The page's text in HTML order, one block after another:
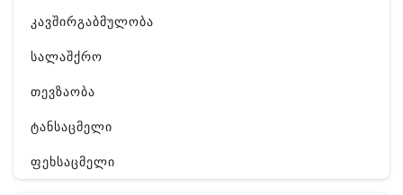
კავშირგაბმულობა
სალაშქრო
თევზაობა
ტანსაცმელი
ფეხსაცმელი